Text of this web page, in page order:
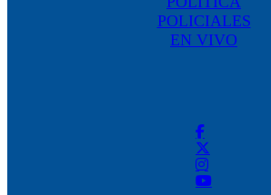
POLICIALES
EN VIVO